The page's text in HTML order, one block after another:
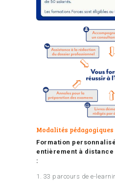
Modalités pédagogiques
Formation
entièrement à
:
1. 33 parcours de e-